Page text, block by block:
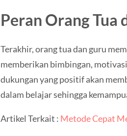
Peran Orang Tua
Terakhir, orang tua dan guru
memberikan bimbingan,
dukungan yang positif akan
dalam belajar sehingga
Artikel Terkait : Metode Cepat